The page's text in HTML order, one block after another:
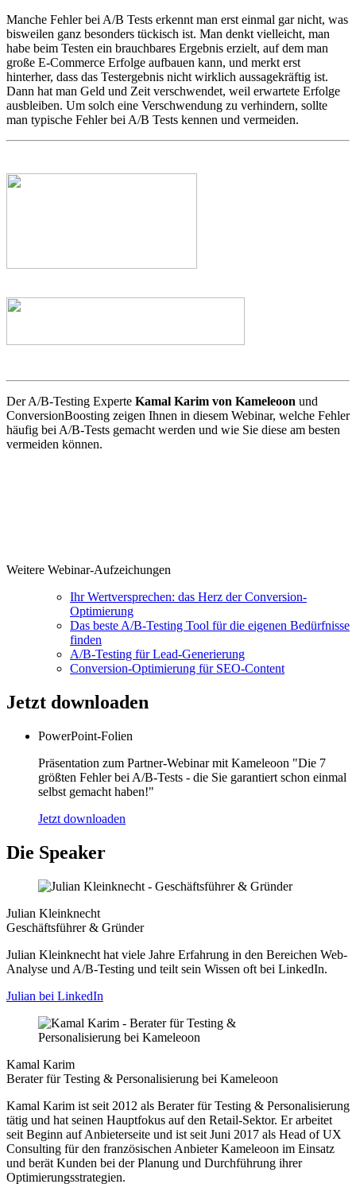
Manche Fehler bei A/B Tests erkennt man erst einmal gar nicht, was
bisweilen ganz besonders tückisch ist. Man denkt vielleicht, man
habe beim Testen ein brauchbares Ergebnis erzielt, auf dem man
große E-Commerce Erfolge aufbauen kann, und merkt erst
hinterher, dass das Testergebnis nicht wirklich aussagekräftig ist.
Dann hat man Geld und Zeit verschwendet, weil erwartete Erfolge
ausbleiben. Um solch eine Verschwendung zu verhindern, sollte
man typische Fehler bei A/B Tests kennen und vermeiden.
Der A/B-Testing Experte Kamal Karim von Kameleoon und
ConversionBoosting zeigen Ihnen in diesem Webinar, welche Fehler
häufig bei A/B-Tests gemacht werden und wie Sie diese am besten
vermeiden können.
Weitere Webinar-Aufzeichungen
Ihr Wertversprechen: das Herz der Conversion-
Optimierung
Das beste A/B-Testing Tool für die eigenen Bedürfnisse
finden
A/B-Testing für Lead-Generierung
Conversion-Optimierung für SEO-Content
Jetzt downloaden
PowerPoint-Folien
Präsentation zum Partner-Webinar mit Kameleoon "Die 7
größten Fehler bei A/B-Tests - die Sie garantiert schon einmal
selbst gemacht haben!"
Jetzt downloaden
Die Speaker
Julian Kleinknecht
Geschäftsführer & Gründer
Julian Kleinknecht hat viele Jahre Erfahrung in den Bereichen Web-
Analyse und A/B-Testing und teilt sein Wissen oft bei LinkedIn.
Julian bei LinkedIn
Kamal Karim
Berater für Testing & Personalisierung bei Kameleoon
Kamal Karim ist seit 2012 als Berater für Testing & Personalisierung
tätig und hat seinen Hauptfokus auf den Retail-Sektor. Er arbeitet
seit Beginn auf Anbieterseite und ist seit Juni 2017 als Head of UX
Consulting für den französischen Anbieter Kameleoon im Einsatz
und berät Kunden bei der Planung und Durchführung ihrer
Optimierungsstrategien.